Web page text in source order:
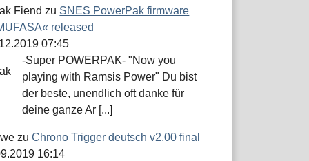
Fiend zu SNES PowerPak firmware
released
07:45
-Super POWERPAK- "Now you
playing with Ramsis Power" Du bist
der beste, unendlich oft danke für
deine ganze Ar [...]
zuChrono Trigger deutsch v2.00 final
16:14